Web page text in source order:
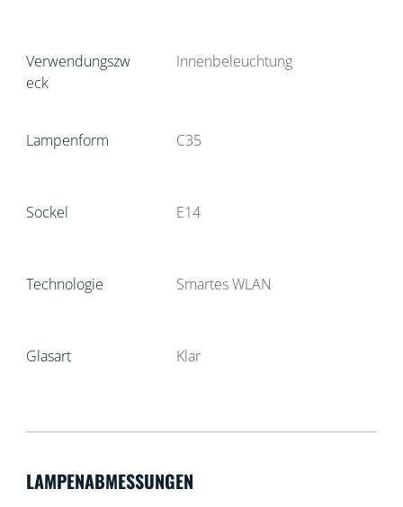
Verwendungszw
eck
Innenbeleuchtung
Lampenform C35
Sockel E14
Technologie Smartes WLAN
Glasart Klar
LAMPENABMESSUNGEN